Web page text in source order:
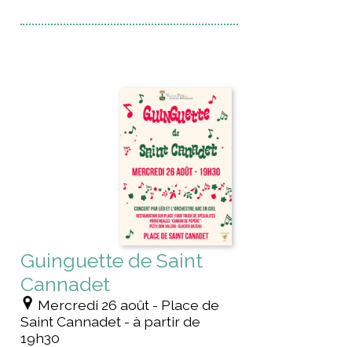
Guinguette de Saint
Cannadet
Mercredi 26 août - Place de
Saint Cannadet - à partir de
19h30